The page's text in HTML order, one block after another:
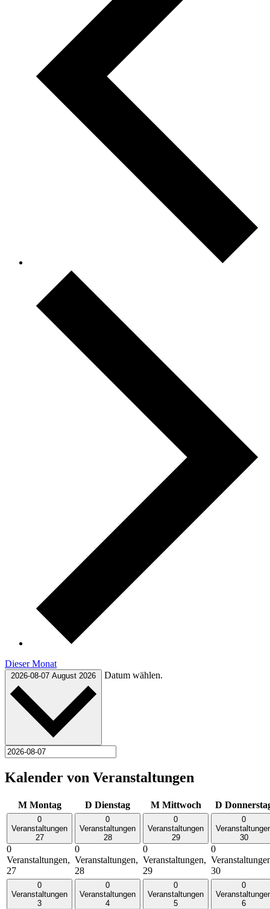
Dieser Monat
2026-08-07 August 2026 Datum wählen.
Kalender von Veranstaltungen
M Montag D Dienstag M Mittwoch D
0
Veranstaltungen
27
0
Veranstaltungen,
27
0
Veranstaltungen
28
0
Veranstaltungen,
28
0
Veranstaltungen
29
0
Veranstaltungen,
29
0
30
0
30
0
Veranstaltungen
3
0
Veranstaltungen
4
0
Veranstaltungen
5
0
6